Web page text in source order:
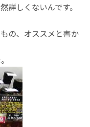
詳しくないんです。
の、オススメと書か